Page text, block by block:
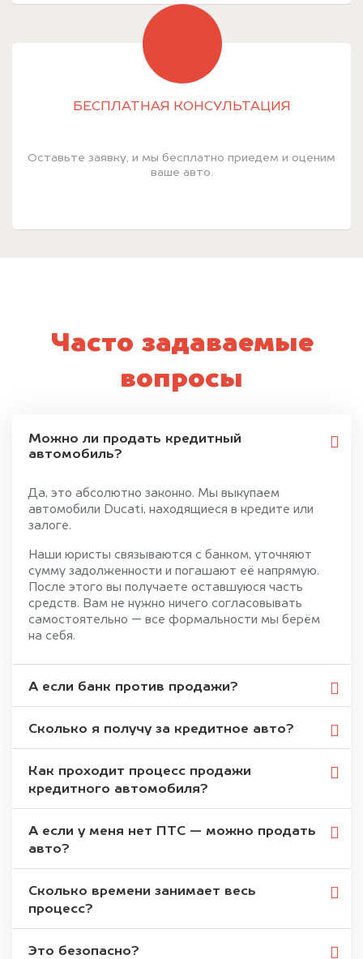
БЕСПЛАТНАЯ КОНСУЛЬТАЦИЯ
Оставьте заявку, и мы бесплатно приедем и оценим
ваше авто.
Часто задаваемые
вопросы
Можно ли продать кредитный
автомобиль?
Да, это абсолютно законно. Мы выкупаем
автомобили Ducati, находящиеся в кредите или
залоге.
Наши юристы связываются с банком, уточняют
сумму задолженности и погашают её напрямую.
После этого вы получаете оставшуюся часть
средств. Вам не нужно ничего согласовывать
самостоятельно — все формальности мы берём
на себя.
А если банк против продажи?
Сколько я получу за кредитное авто?
Как проходит процесс продажи
кредитного автомобиля?
А если у меня нет ПТС — можно продать
авто?
Сколько времени занимает весь
процесс?
Это безопасно?